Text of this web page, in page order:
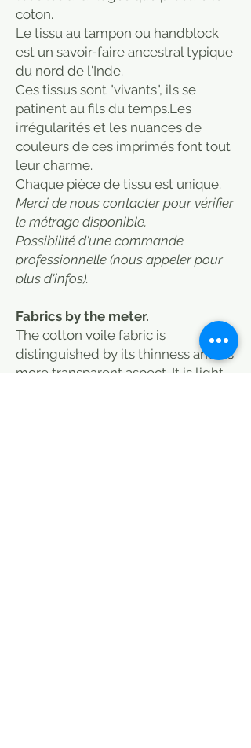
coton.
Le tissu au tampon ou handblock
est un savoir-faire ancestral typique
du nord de l'Inde.
Ces tissus sont "vivants", ils se
patinent au fils du temps.Les
irrégularités et les nuances de
couleurs de ces imprimés font tout
leur charme.
​Chaque pièce de tissu est unique.
Merci de nous contacter pour vérifier
le métrage disponible.
Possibilité d'une commande
professionnelle (nous appeler pour
plus d'infos).
Fabrics by the meter.
The cotton voile fabric is
distinguished by its thinness and its
more transparent aspect. It is light